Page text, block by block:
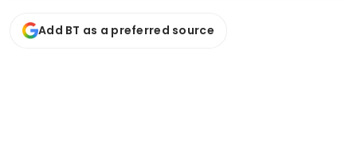
Add BT as a preferred source